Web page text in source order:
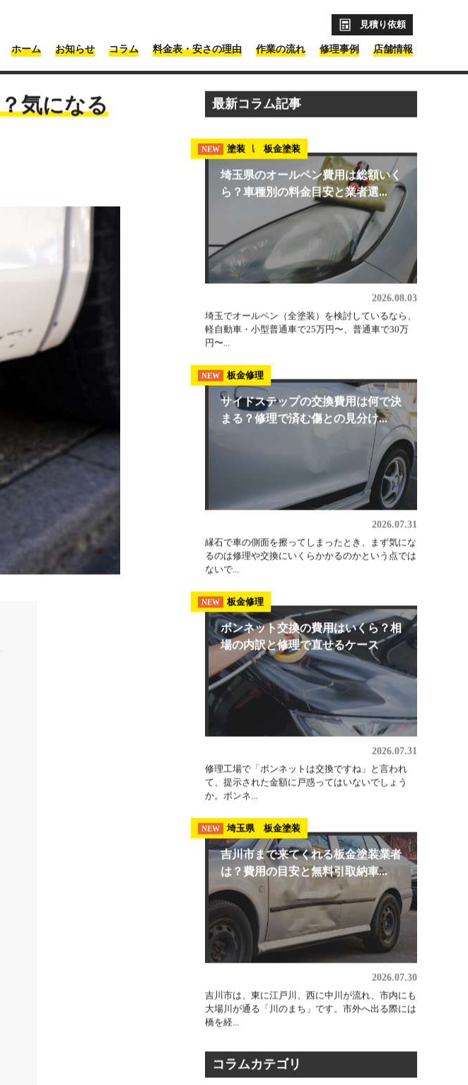
ホーム お知らせ コラム 料金表・安さの理由 作業の流れ 修理事例 店舗情報
見積り依頼
最新コラム記事
埼玉県 板金塗装
埼玉県のオールペン費用は総額いく
ら？車種別の料金目安と業者選...
埼玉でオールペン（全塗装）を検討しているなら、
軽自動車・小型普通車で25万円〜、普通車で30万
円〜...
サイドステップの交換費用は何で決
まる？修理で済む傷との見分け...
縁石で車の側面を擦ってしまったとき、まず気にな
るのは修理や交換にいくらかかるのかという点では
ないで...
NEW 板金修理
ボンネット交換の費用はいくら？相
場の内訳と修理で直せるケース
修理工場で「ボンネットは交換ですね」と言われ
て、提示された金額に戸惑ってはいないでしょう
か。ボンネ...
NEW 埼玉県 板金塗装
吉川市まで来てくれる板金塗装業者
は？費用の目安と無料引取納車...
2026.07.30
吉川市は、東に江戸川、西に中川が流れ、市内にも